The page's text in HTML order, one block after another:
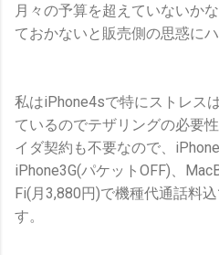
月々の予算を超えていないか
ておかないと販売側の思惑にハ
私はiPhone4sで特にストレス
ているのでテザリングの必要
イダ契約も不要なので、
iPhone3G(パケットOFF)、
Fi(月3,880円)で機種代通話料
す。